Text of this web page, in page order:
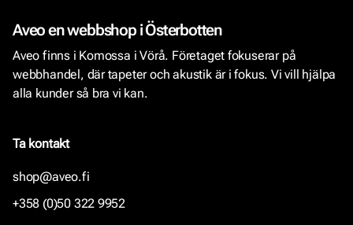
Aveo en webbshop i Österbotten
Aveo finns i Komossa i Vörå. Företaget fokuserar på
webbhandel, där tapeter och akustik är i fokus. Vi vill hjälpa
alla kunder så bra vi kan.
Ta kontakt
shop@aveo.fi
+358 (0)50 322 9952